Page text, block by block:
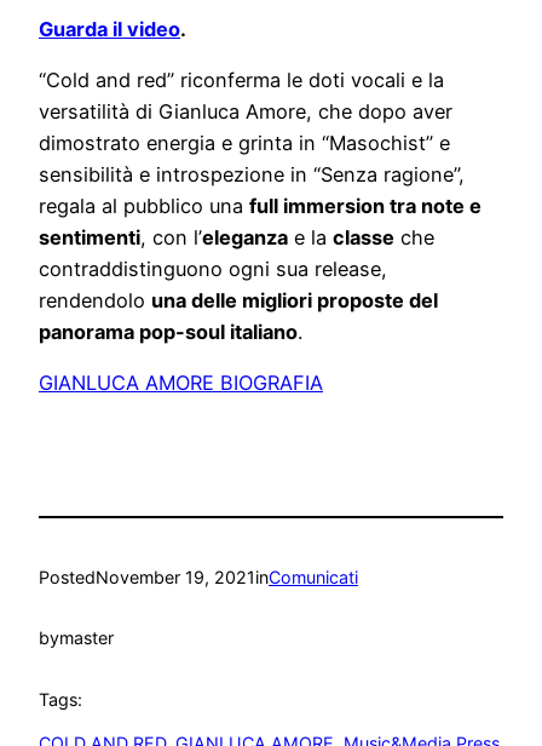
Guarda il video.
“Cold and red” riconferma le doti vocali e la
versatilità di Gianluca Amore, che dopo aver
dimostrato energia e grinta in “Masochist” e
sensibilità e introspezione in “Senza ragione”,
regala al pubblico una full immersion tra note e
sentimenti, con l’eleganza e la classe che
contraddistinguono ogni sua release,
rendendolo una delle migliori proposte del
panorama pop-soul italiano.
GIANLUCA AMORE BIOGRAFIA
PostedNovember 19, 2021inComunicati
bymaster
Tags: